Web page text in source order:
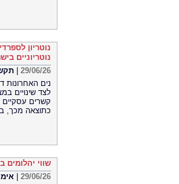
נוטריון
נוטריוניים
29/06/26
נים האחרונות
לצד שינויים
קשרים עסקיים
כתוצאה מכך,
שווי
29/06/26